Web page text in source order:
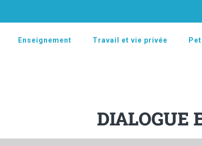
Enseignement Travail et vie privée
DIALOGUE